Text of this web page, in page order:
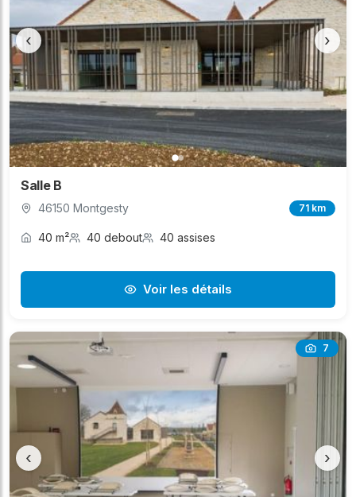
‹ ›
Salle B
46150 Montgesty 71 km
40 m² 40 debout 40 assises
Voir les détails
7
‹ ›